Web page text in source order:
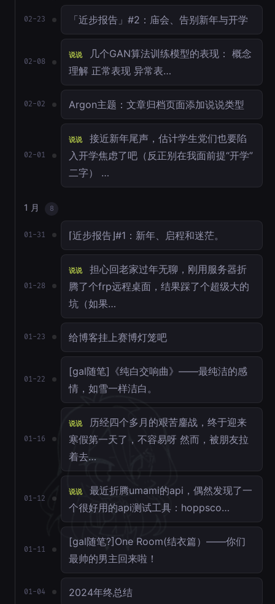
02-23 「近步报告」#2：庙会、告别新年与开学
02-08
说说
几个GAN算法训练模型的表现： 概念
理解 正常表现 异常表…
02-02 Argon主题：文章归档页面添加说说类型
02-01
说说
接近新年尾声，估计学生党们也要陷
入开学焦虑了吧（反正别在我面前提“开学”
二字） …
1 月 8
01-31 ⌈近步报告⌋#1：新年、启程和迷茫。
01-28
说说
担心回老家过年无聊，刚用服务器折
腾了个frp远程桌面，结果踩了个超级大的
坑（如果…
01-23 给博客挂上赛博灯笼吧
01-22
[gal随笔]《纯白交响曲》——最纯洁的感
情，如雪一样洁白。
01-16
说说
历经四个多月的艰苦鏖战，终于迎来
寒假第一天了，不容易呀 然而，被朋友拉
着去…
01-12
说说
最近折腾umami的api，偶然发现了一
个很好用的api测试工具：hoppsco…
01-11
[gal随笔?]One Room(结衣篇）——你们
最帅的男主回来啦！
01-04 2024年终总结